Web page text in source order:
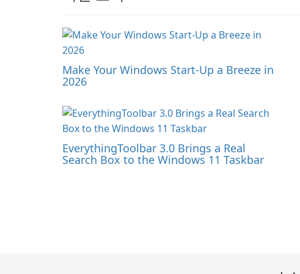
Make Your Windows Start-Up a Breeze in
2026
EverythingToolbar 3.0 Brings a Real
Search Box to the Windows 11 Taskbar